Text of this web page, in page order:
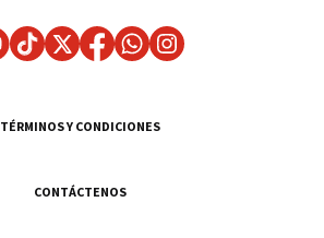
TÉRMINOS Y CONDICIONES
CONTÁCTENOS